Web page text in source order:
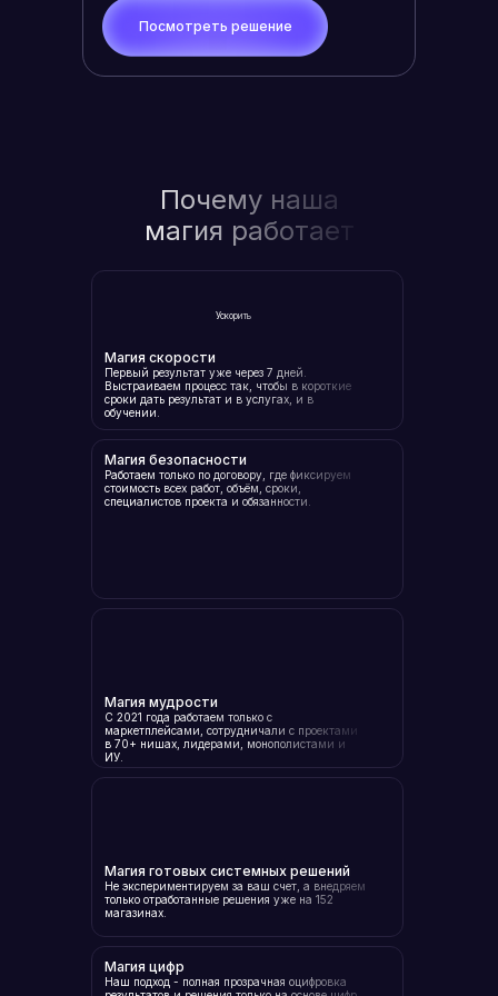
Посмотреть решение
Магия цифр
Наш подход - полная прозрачная оцифровка
Магия мудрости
С 2021 года работаем только с
маркетплейсами, сотрудничали с проектами
в 70+ нишах, лидерами, монополистами и
ИУ.
Магия готовых системных решений
Не экспериментируем за ваш счет, а внедряем
только отработанные решения уже на 152
магазинах.
Почему наша
магия работает
Магия безопасности
Работаем только по договору, где фиксируем
стоимость всех работ, объём, сроки,
специалистов проекта и обязанности.
Магия скорости
Первый результат уже через 7 дней.
Выстраиваем процесс так, чтобы в короткие
сроки дать результат и в услугах, и в
обучении.
Ускорить
Хогвартс Маркетплейсов